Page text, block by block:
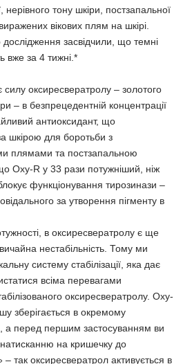
нерівного тону шкіри, постзапальної
вікових плям на шкірі.
дослідження засвідчили, що темні
вже за 4 тижні.*
оксиресвератролу – золотого
– в безпрецедентній концентрації
антиоксидант, що
шкірою для боротьби з
плямами та постзапальною
Oxy-R у 33 рази потужніший, ніж
функціонування тирозинази –
за утворення пігменту в
в оксиресвератролу є ще
нестабільність. Тому ми
систему стабілізації, яка дає
всіма перевагами
оксиресвератролу. Oxy-
зберігається в окремому
а перед першим застосуванням ви
на кришечку до
– так оксиресвератрол активується в